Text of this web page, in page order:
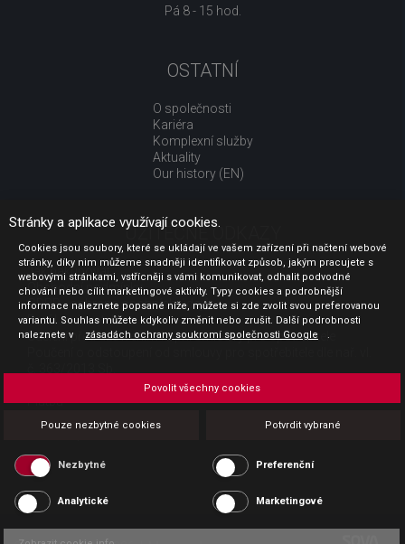
Pá 8 - 15 hod.
OSTATNÍ
O společnosti
Kariéra
Komplexní služby
Aktuality
Our history (EN)
UŽITEČNÉ ODKAZY
Jak nakupovat
Obchodní podmínky
GDPR - ochrana osobních údajů
Profil zadavatele
Sdělení před uzavřením kupní smlouvy pro spotřebitele
Platba
Povinná publicita
Stránky a aplikace využívají cookies.
Cookies jsou soubory, které se ukládají ve vašem zařízení při načtení webové
stránky, díky nim můžeme snadněji identifikovat způsob, jakým pracujete s
webovými stránkami, vstřícněji s vámi komunikovat, odhalit podvodné
chování nebo cílit marketingové aktivity. Typy cookies a podrobnější
informace naleznete popsané níže, můžete si zde zvolit svou preferovanou
variantu. Souhlas můžete kdykoliv změnit nebo zrušit. Další podrobnosti
naleznete v
zásadách ochrany soukromí společnosti Google .
Pouze nezbytné cookies Potvrdit vybrané
Povolit všechny cookies
Nezbytné Preferenční
Analytické Marketingové